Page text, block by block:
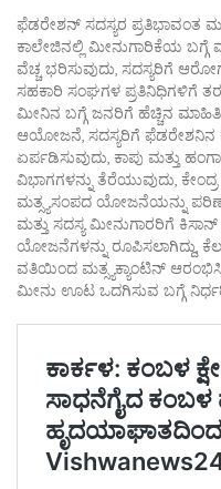
ಫೆಡರೇಶನ್ ಸದಸ್ಯರ ಪ್ರತಿಭಾವಂತ
ಕಾಲೇಜಿನಲ್ಲಿ ಮೀನುಗಾರಿಕೆಯ ಬಗ್ಗೆ
ವೆಚ್ಚ ಭರಿಸುವುದು, ಸದಸ್ಯರಿಗೆ
ಸಹಕಾರಿ ಸಂಘಗಳ ಪ್ರತಿನಿಧಿಗಳಿಗೆ
ಮೀನಿನ ಬಗ್ಗೆ ಜನರಿಗೆ ಹೆಚ್ಚಿನ
ಆಯೋಜನೆ, ಸದಸ್ಯರಿಗೆ ಫೆಡರೇಶನಿನ
ಏರ್ಪಡಿಸುವುದು, ಕಾಪು ಮತ್ತು
ವಿಭಾಗಗಳನ್ನು ತೆರೆಯುವುದು,
ಮತ್ಸ್ಯಸಂಪದ ಯೋಜನೆಯನ್ನು
ಮತ್ತು ಸದಸ್ಯ ಮೀನುಗಾರರಿಗೆ
ಯೋಜನೆಗಳನ್ನು ರೂಪಿಸಲಾಗಿದ್ದು,
ವತಿಯಿಂದ ಮತ್ಸ್ಯಕ್ಯಾಂಟಿನ್
ಮೀನು ಊಟ ಒದಗಿಸುವ ಬಗ್ಗೆ